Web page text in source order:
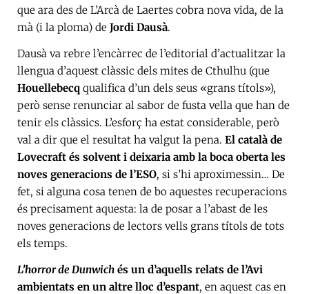
que ara des de L’Arcà de Laertes cobra nova vida, de la
mà (i la ploma) de Jordi Dausà.
Dausà va rebre l’encàrrec de l’editorial d’actualitzar la
llengua d’aquest clàssic dels mites de Cthulhu (que
Houellebecq qualifica d’un dels seus «grans títols»),
però sense renunciar al sabor de fusta vella que han de
tenir els clàssics. L’esforç ha estat considerable, però
val a dir que el resultat ha valgut la pena. El català de
Lovecraft és solvent i deixaria amb la boca oberta les
noves generacions de l’ESO, si s’hi aproximessin… De
fet, si alguna cosa tenen de bo aquestes recuperacions
és precisament aquesta: la de posar a l’abast de les
noves generacions de lectors vells grans títols de tots
els temps.
L’horror de Dunwich és un d’aquells relats de l’Avi
ambientats en un altre lloc d’espant, en aquest cas en